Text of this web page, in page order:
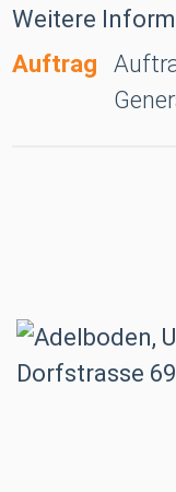
Weitere
Auftrag
Adelboden,